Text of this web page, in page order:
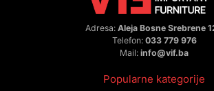
Adresa: Aleja Bosne Srebrene
Telefon: 033 779 976
Mail: info@vif.ba
Popularne kategorije